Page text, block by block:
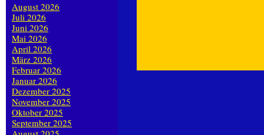
August 2026
Juli 2026
Juni 2026
Mai 2026
April 2026
März 2026
Februar 2026
Januar 2026
Dezember 2025
November 2025
Oktober 2025
September 2025